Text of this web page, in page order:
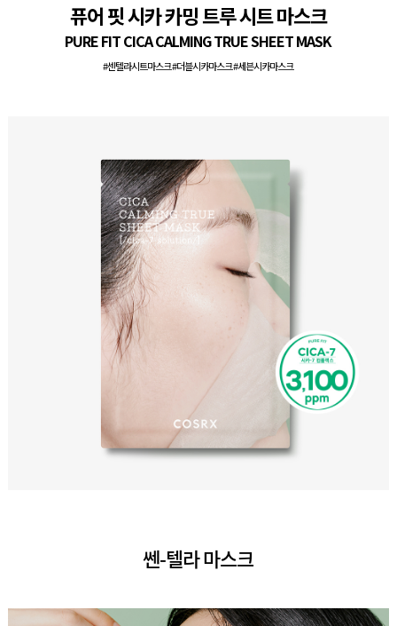
퓨어 핏 시카 카밍 트루 시트 마스크
PURE FIT CICA CALMING TRUE SHEET MASK
#센텔라시트마스크 #더블시카마스크 #세븐시카마스크
쎈-텔라 마스크